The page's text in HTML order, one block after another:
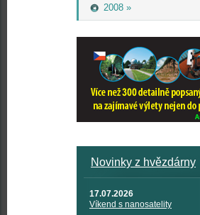
2008 »
Novinky z hvězdárny
17.07.2026
Víkend s nanosatelity